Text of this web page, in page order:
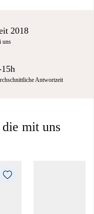
2018
uns
Antwortzeit
mit uns